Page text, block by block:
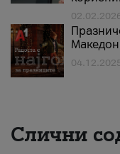
Слични